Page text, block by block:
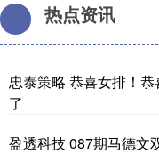
热点资讯
忠泰策略 恭喜女排！
了
盈透科技 087期马德文